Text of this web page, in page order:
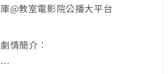
庫@教室電影院公播大平台
劇情簡介：